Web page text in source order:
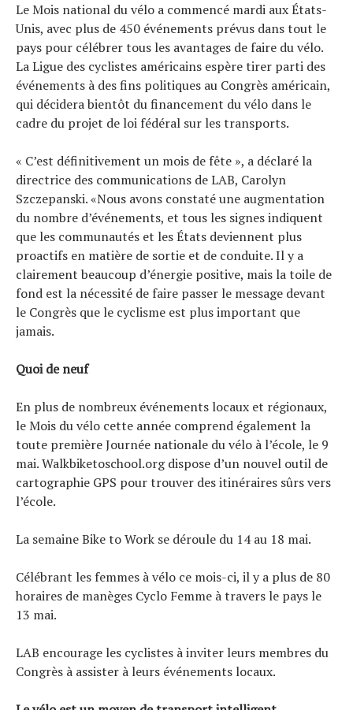
Le Mois national du vélo a commencé mardi aux États-
Unis, avec plus de 450 événements prévus dans tout le
pays pour célébrer tous les avantages de faire du vélo.
La Ligue des cyclistes américains espère tirer parti des
événements à des fins politiques au Congrès américain,
qui décidera bientôt du financement du vélo dans le
cadre du projet de loi fédéral sur les transports.
« C’est définitivement un mois de fête », a déclaré la
directrice des communications de LAB, Carolyn
Szczepanski. «Nous avons constaté une augmentation
du nombre d’événements, et tous les signes indiquent
que les communautés et les États deviennent plus
proactifs en matière de sortie et de conduite. Il y a
clairement beaucoup d’énergie positive, mais la toile de
fond est la nécessité de faire passer le message devant
le Congrès que le cyclisme est plus important que
jamais.
Quoi de neuf
En plus de nombreux événements locaux et régionaux,
le Mois du vélo cette année comprend également la
toute première Journée nationale du vélo à l’école, le 9
mai. Walkbiketoschool.org dispose d’un nouvel outil de
cartographie GPS pour trouver des itinéraires sûrs vers
l’école.
La semaine Bike to Work se déroule du 14 au 18 mai.
Célébrant les femmes à vélo ce mois-ci, il y a plus de 80
horaires de manèges Cyclo Femme à travers le pays le
13 mai.
LAB encourage les cyclistes à inviter leurs membres du
Congrès à assister à leurs événements locaux.